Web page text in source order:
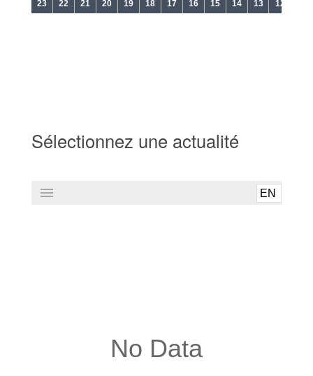
Sélectionnez une actualité